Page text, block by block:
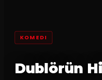
KOMEDI
Dublörün